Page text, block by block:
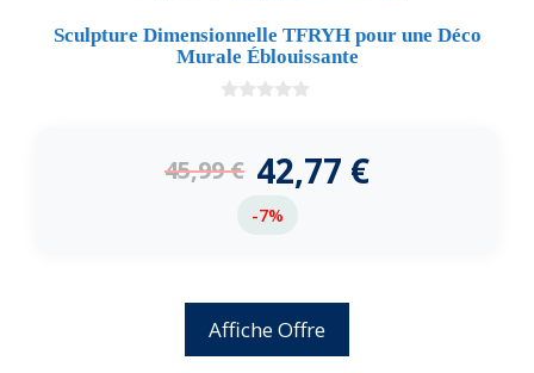
Sculpture Dimensionnelle TFRYH pour une Déco
Murale Éblouissante
5
45,99€ 42,77 €
-7%
Affiche Offre